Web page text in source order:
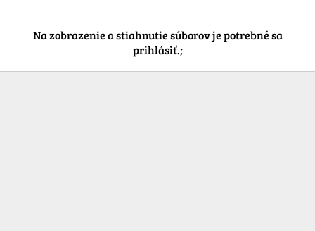
Na zobrazenie a stiahnutie súborov je potrebné sa
prihlásiť.;